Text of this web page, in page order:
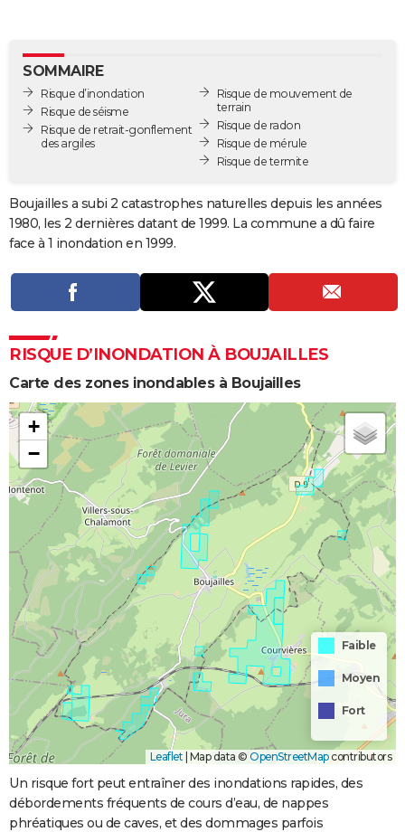
GUIDES D'ACHAT
BONS PLANS
CARTE DE VOEUX
Dictionnaire
Biographies
Citations
Expressions
Proverbes
PROGRAMME TV
COPAINS D'AVANT
S'inscrire
Se connecter
Lycées
Collèges
Primaires
Universités
Entreprises
Service militaire
Avis de recherche
AVIS DE DÉCÈS
FORUM
Bricolage
Lifestyle
Culture
Sport
Auto
Television
Voyage
Cinema
SOMMAIRE
Risque d’inondation
Risque de séisme
Risque de retrait-gonflement
des argiles
Risque de mouvement de
terrain
Risque de radon
Risque de mérule
Risque de termite
Boujailles a subi 2 catastrophes naturelles depuis les années
1980, les 2 dernières datant de 1999. La commune a dû faire
face à 1 inondation en 1999.
RISQUE D’INONDATION À BOUJAILLES
Carte des zones inondables à Boujailles
+
−
Faible
Moyen
Fort
Leaflet | Map data © OpenStreetMapcontributors
Un risque fort peut entraîner des inondations rapides, des
débordements fréquents de cours d’eau, de nappes
phréatiques ou de caves, et des dommages parfois